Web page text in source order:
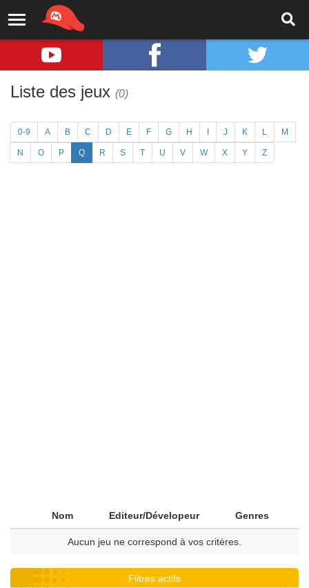
Liste des jeux (0)
0-9 A B C D E F G H J K L M
N O P Q R S T U V W X Y Z
Nom Editeur/Dévelopeur Genres
Aucun jeu ne correspond à vos critères.
Filtres actifs